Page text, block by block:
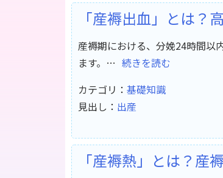
「産褥出血」とは？
産褥期における、分娩24時間以
ます。… 続きを読む
カテゴリ： 基礎知識
見出し： 出産
「産褥熱」とは？産